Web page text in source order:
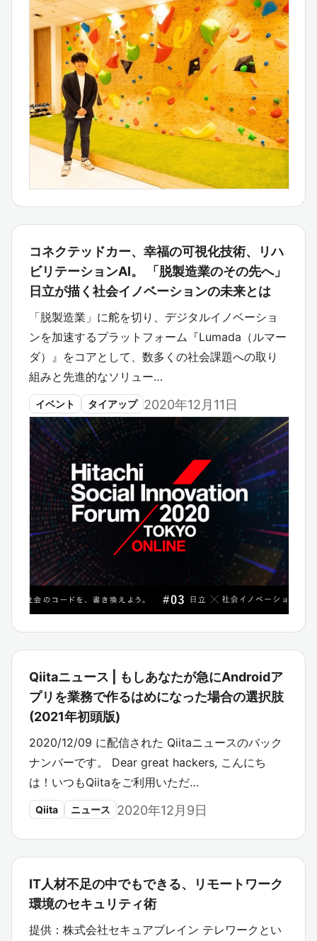
コネクテッドカー、幸福の可視化技術、リハ
ビリテーションAI。 「脱製造業のその先へ」
日立が描く社会イノベーションの未来とは
「脱製造業」に舵を切り、デジタルイノベーショ
ンを加速するプラットフォーム『Lumada（ルマー
ダ）』をコアとして、数多くの社会課題への取り
組みと先進的なソリュー…
イベント タイアップ 2020年12月11日
Qiitaニュース | もしあなたが急にAndroidア
プリを業務で作るはめになった場合の選択肢
(2021年初頭版)
2020/12/09 に配信された Qiitaニュースのバック
ナンバーです。 Dear great hackers, こんにち
は！いつもQiitaをご利用いただ…
Qiita ニュース 2020年12月9日
IT人材不足の中でもできる、リモートワーク
環境のセキュリティ術
提供：株式会社セキュアブレイン テレワークとい